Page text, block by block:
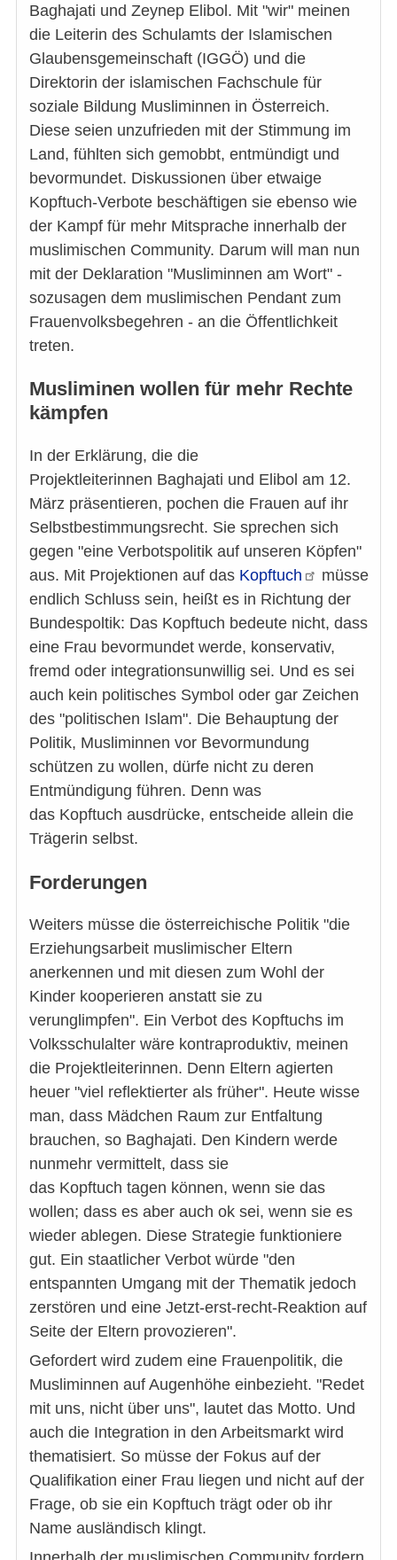
Baghajati und Zeynep Elibol. Mit "wir" meinen
die Leiterin des Schulamts der Islamischen
Glaubensgemeinschaft (IGGÖ) und die
Direktorin der islamischen Fachschule für
soziale Bildung Musliminnen in Österreich.
Diese seien unzufrieden mit der Stimmung im
Land, fühlten sich gemobbt, entmündigt und
bevormundet. Diskussionen über etwaige
Kopftuch-Verbote beschäftigen sie ebenso wie
der Kampf für mehr Mitsprache innerhalb der
muslimischen Community. Darum will man nun
mit der Deklaration "Musliminnen am Wort" -
sozusagen dem muslimischen Pendant zum
Frauenvolksbegehren - an die Öffentlichkeit
treten.
Musliminen wollen für mehr Rechte
kämpfen
In der Erklärung, die die
Projektleiterinnen Baghajati und Elibol am 12.
März präsentieren, pochen die Frauen auf ihr
Selbstbestimmungsrecht. Sie sprechen sich
gegen "eine Verbotspolitik auf unseren Köpfen"
aus. Mit Projektionen auf das Kopftuch
müsse
endlich Schluss sein, heißt es in Richtung der
Bundespoltik: Das Kopftuch bedeute nicht, dass
eine Frau bevormundet werde, konservativ,
fremd oder integrationsunwillig sei. Und es sei
auch kein politisches Symbol oder gar Zeichen
des "politischen Islam". Die Behauptung der
Politik, Musliminnen vor Bevormundung
schützen zu wollen, dürfe nicht zu deren
Entmündigung führen. Denn was
das Kopftuch ausdrücke, entscheide allein die
Trägerin selbst.
Forderungen
Weiters müsse die österreichische Politik "die
Erziehungsarbeit muslimischer Eltern
anerkennen und mit diesen zum Wohl der
Kinder kooperieren anstatt sie zu
verunglimpfen". Ein Verbot des Kopftuchs im
Volksschulalter wäre kontraproduktiv, meinen
die Projektleiterinnen. Denn Eltern agierten
heuer "viel reflektierter als früher". Heute wisse
man, dass Mädchen Raum zur Entfaltung
brauchen, so Baghajati. Den Kindern werde
nunmehr vermittelt, dass sie
das Kopftuch tagen können, wenn sie das
wollen; dass es aber auch ok sei, wenn sie es
wieder ablegen. Diese Strategie funktioniere
gut. Ein staatlicher Verbot würde "den
entspannten Umgang mit der Thematik jedoch
zerstören und eine Jetzt-erst-recht-Reaktion auf
Seite der Eltern provozieren".
Gefordert wird zudem eine Frauenpolitik, die
Musliminnen auf Augenhöhe einbezieht. "Redet
mit uns, nicht über uns", lautet das Motto. Und
auch die Integration in den Arbeitsmarkt wird
thematisiert. So müsse der Fokus auf der
Qualifikation einer Frau liegen und nicht auf der
Frage, ob sie ein Kopftuch trägt oder ob ihr
Name ausländisch klingt.